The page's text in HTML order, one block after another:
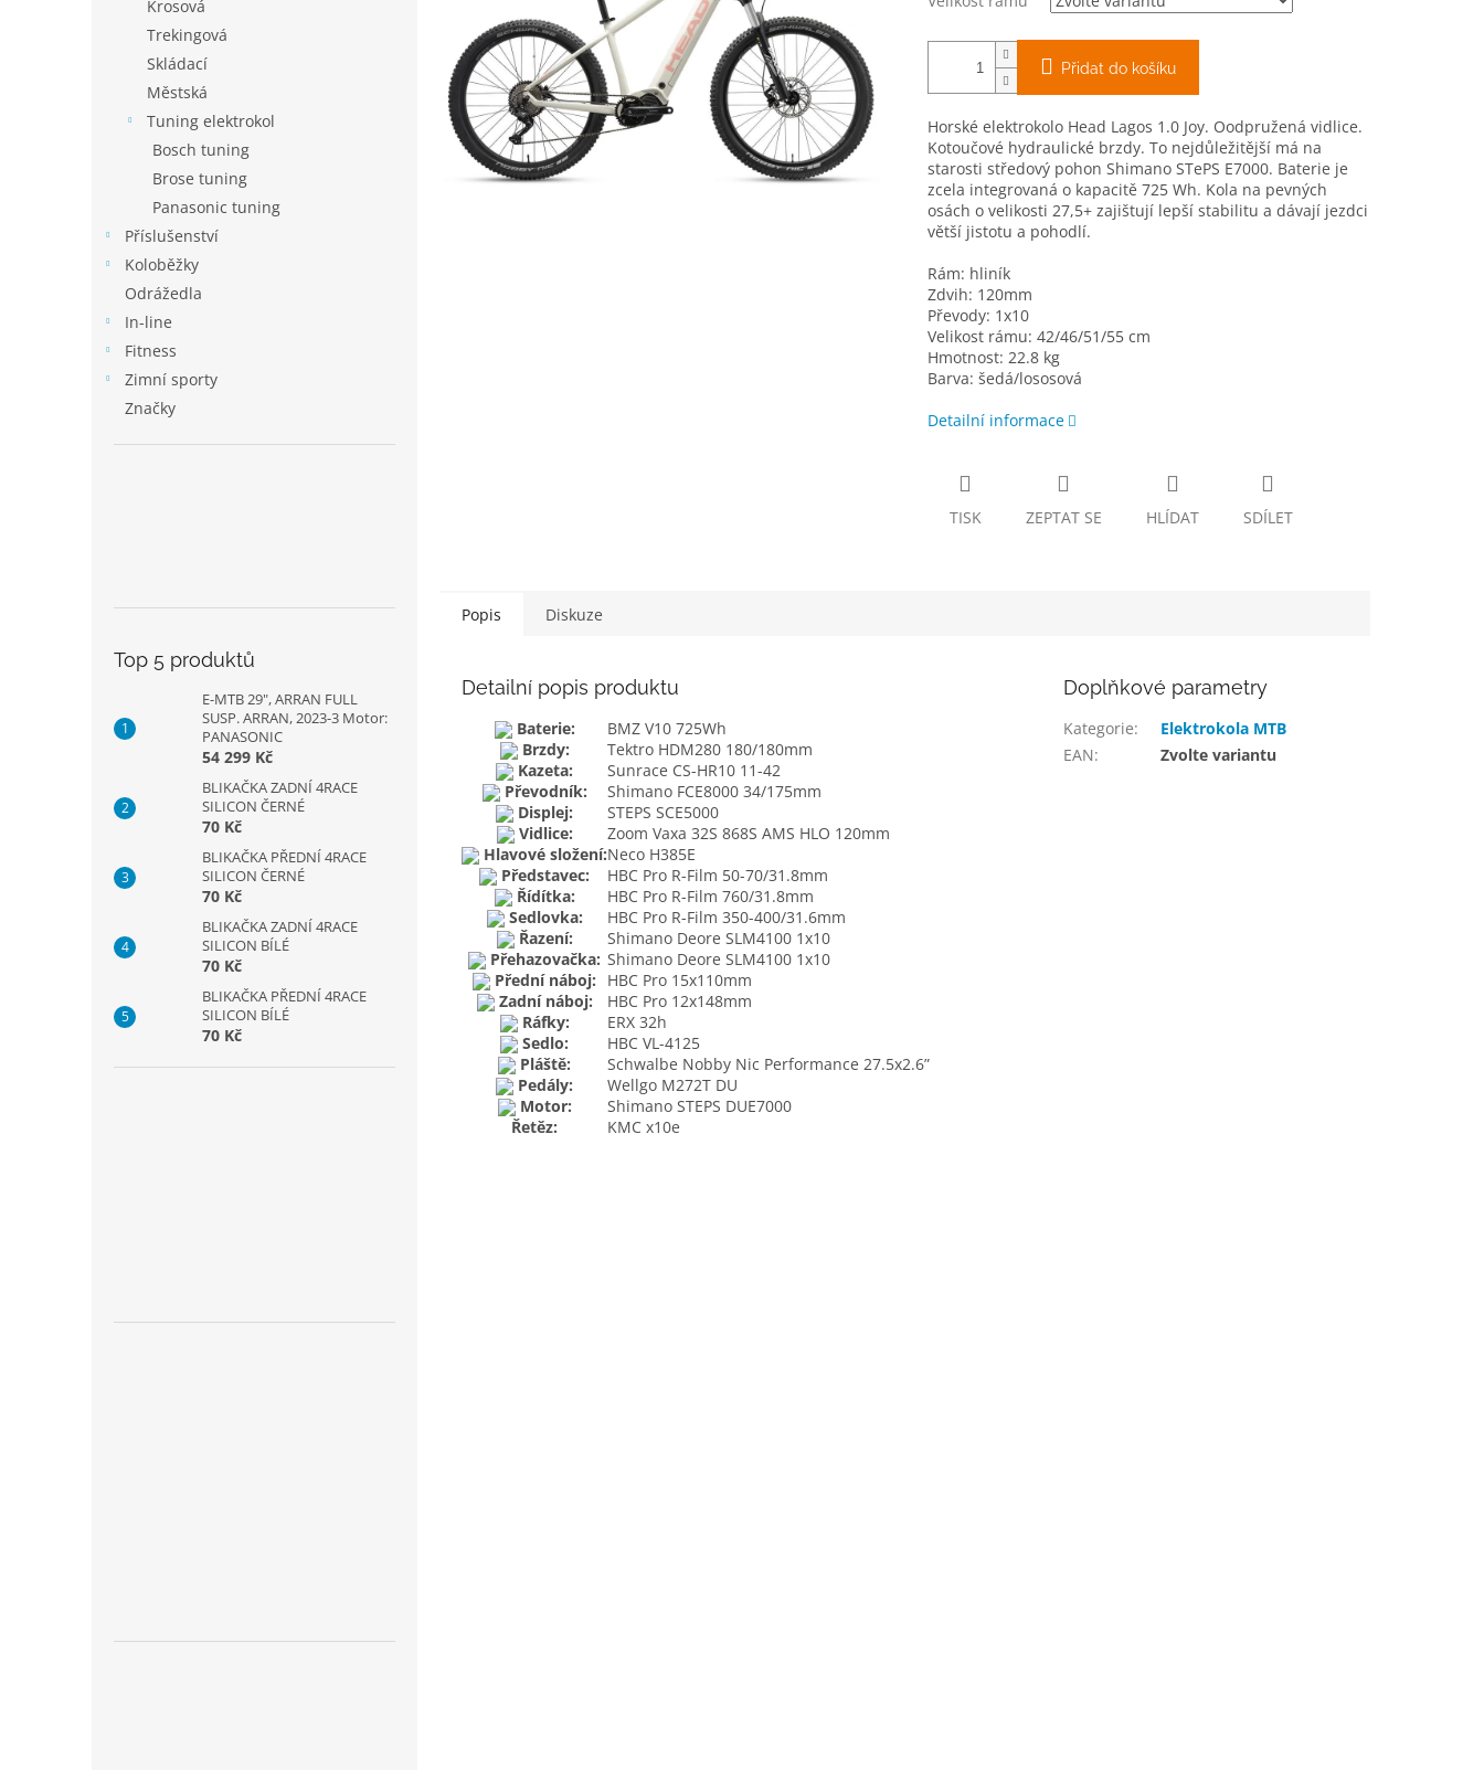
Krosová
Trekingová
Skládací
Městská
Tuning elektrokol
Bosch tuning
Brose tuning
Panasonic tuning
Příslušenství
Koloběžky
Odrážedla
In-line
Fitness
Zimní sporty
Značky
Top 5 produktů
E-MTB 29", ARRAN FULL
SUSP. ARRAN, 2023-3 Motor:
PANASONIC
54 299 Kč
BLIKAČKA ZADNÍ 4RACE
SILICON ČERNÉ
70 Kč
BLIKAČKA PŘEDNÍ 4RACE
SILICON ČERNÉ
70 Kč
BLIKAČKA ZADNÍ 4RACE
SILICON BÍLÉ
70 Kč
BLIKAČKA PŘEDNÍ 4RACE
SILICON BÍLÉ
70 Kč
Přidat do košíku
Horské elektrokolo Head Lagos 1.0 Joy. Oodpružená vidlice.
Kotoučové hydraulické brzdy. To nejdůležitější má na
starosti středový pohon Shimano STePS E7000. Baterie je
zcela integrovaná o kapacitě 725 Wh. Kola na pevných
osách o velikosti 27,5+ zajištují lepší stabilitu a dávají jezdci
větší jistotu a pohodlí.
Rám: hliník
Zdvih: 120mm
Převody: 1x10
Velikost rámu: 42/46/51/55 cm
Hmotnost: 22.8 kg
Barva: šedá/lososová
Detailní informace
TISK ZEPTAT SE HLÍDAT SDÍLET
Popis Diskuze
Detailní popis produktu
Baterie:
BMZ V10 725Wh
Brzdy:
Tektro HDM280 180/180mm
Kazeta:
Sunrace CS-HR10 11-42
Převodník:
Shimano FCE8000 34/175mm
Displej:
STEPS SCE5000
Vidlice:
Zoom Vaxa 32S 868S AMS HLO 120mm
Hlavové složení:Neco H385E
Představec:
HBC Pro R-Film 50-70/31.8mm
Řídítka:
HBC Pro R-Film 760/31.8mm
Sedlovka:
HBC Pro R-Film 350-400/31.6mm
Řazení:
Shimano Deore SLM4100 1x10
Přehazovačka: Shimano Deore SLM4100 1x10
Přední náboj:
HBC Pro 15x110mm
Zadní náboj:
HBC Pro 12x148mm
Ráfky:
ERX 32h
Sedlo:
HBC VL-4125
Pláště:
Schwalbe Nobby Nic Performance 27.5x2.6”
Pedály:
Wellgo M272T DU
Motor:
Shimano STEPS DUE7000
Řetěz:
KMC x10e
Doplňkové parametry
Kategorie:
Elektrokola MTB
EAN: Zvolte variantu